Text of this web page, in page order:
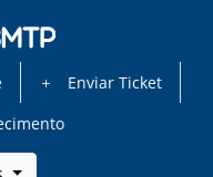
Enviar Ticket